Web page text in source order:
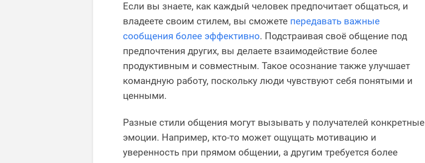
Если вы знаете, как каждый человек предпочитает общаться, и
владеете своим стилем, вы сможете передавать важные
сообщения более эффективно. Подстраивая своё общение под
предпочтения других, вы делаете взаимодействие более
продуктивным и совместным. Такое осознание также улучшает
командную работу, поскольку люди чувствуют себя понятыми и
ценными.
Разные стили общения могут вызывать у получателей конкретные
эмоции. Например, кто-то может ощущать мотивацию и
уверенность при прямом общении, а другим требуется более